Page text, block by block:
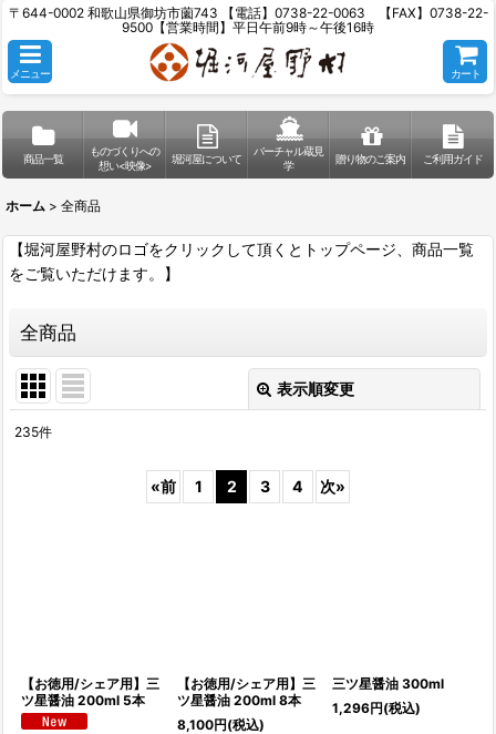
〒644-0002 和歌山県御坊市薗743 【電話】0738-22-0063 【FAX】0738-22-
9500【営業時間】平日午前9時～午後16時
メニュー カート
商品一覧
ものづくりへの
想い<映像>
堀河屋について
バーチャル蔵見
学
贈り物のご案内 ご利用ガイド
ホーム > 全商品
【堀河屋野村のロゴをクリックして頂くとトップページ、商品一覧
をご覧いただけます。】
全商品
表示順変更
235件
«前 1 2 3 4 次»
【お徳用/シェア用】三
ツ星醤油 200ml 5本
【お徳用/シェア用】三
ツ星醤油 200ml 8本
8,100円(税込)
三ツ星醤油 300ml
1,296円(税込)